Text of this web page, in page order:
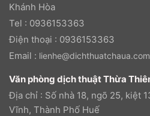
Khánh Hòa
Tel : 0936153363
Điện thoại : 0936153363
Email : lienhe@dichthuatchaua.com
Văn phòng dịch thuật Thừa
Địa chỉ : Số nhà 18, ngõ 25, kiệt
Vĩnh, Thành Phố Huế